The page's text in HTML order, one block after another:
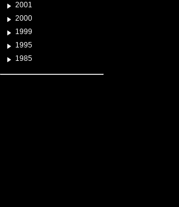
2001
2000
1999
1995
1985